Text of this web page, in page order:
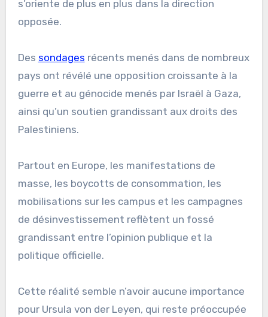
s’oriente de plus en plus dans la direction
opposée.
Des sondages récents menés dans de nombreux
pays ont révélé une opposition croissante à la
guerre et au génocide menés par Israël à Gaza,
ainsi qu’un soutien grandissant aux droits des
Palestiniens.
Partout en Europe, les manifestations de
masse, les boycotts de consommation, les
mobilisations sur les campus et les campagnes
de désinvestissement reflètent un fossé
grandissant entre l’opinion publique et la
politique officielle.
Cette réalité semble n’avoir aucune importance
pour Ursula von der Leyen, qui reste préoccupée